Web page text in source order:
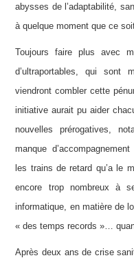
abysses de l’adaptabilité,
à quelque moment que ce
Toujours faire plus avec
d’ultraportables, qui
viendront combler cette
initiative aurait pu aider
nouvelles prérogatives,
manque
les trains de retard qu’a le
encore trop nombreux à
informatique, en matière de
« des temps records »…
Après deux ans de crise